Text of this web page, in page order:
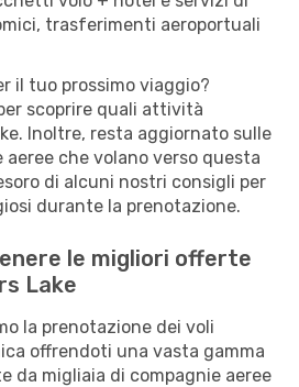
trasferimenti aeroportuali
il tuo prossimo viaggio?
scoprire quali attività
Inoltre, resta aggiornato sulle
che volano verso questa
di alcuni nostri consigli per
durante la prenotazione.
le migliori offerte
Lake
la prenotazione dei voli
offrendoti una vasta gamma
da migliaia di compagnie aeree